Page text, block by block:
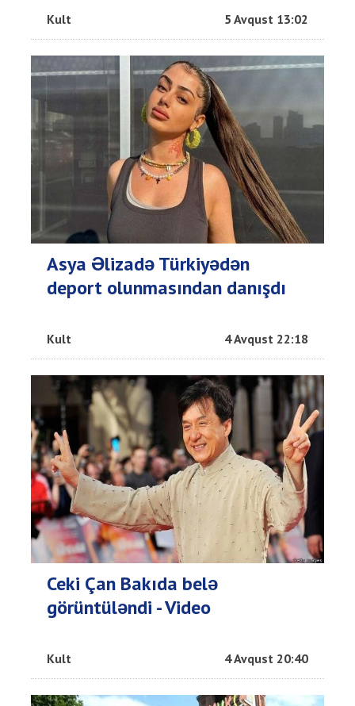
Kult 5 Avqust 13:02
Asya Əlizadə Türkiyədən
deport olunmasından danışdı
Kult 4 Avqust 22:18
Ceki Çan Bakıda belə
görüntüləndi - Video
Kult 4 Avqust 20:40